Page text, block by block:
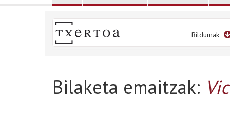
Bildumak
Bilaketa emaitzak: